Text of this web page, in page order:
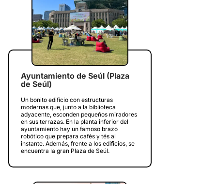
Ayuntamiento de Seúl (Plaza
de Seúl)
Un bonito edificio con estructuras
modernas que, junto a la biblioteca
adyacente, esconden pequeños miradores
en sus terrazas. En la planta inferior del
ayuntamiento hay un famoso brazo
robótico que prepara cafés y tés al
instante. Además, frente a los edificios, se
encuentra la gran Plaza de Seúl.